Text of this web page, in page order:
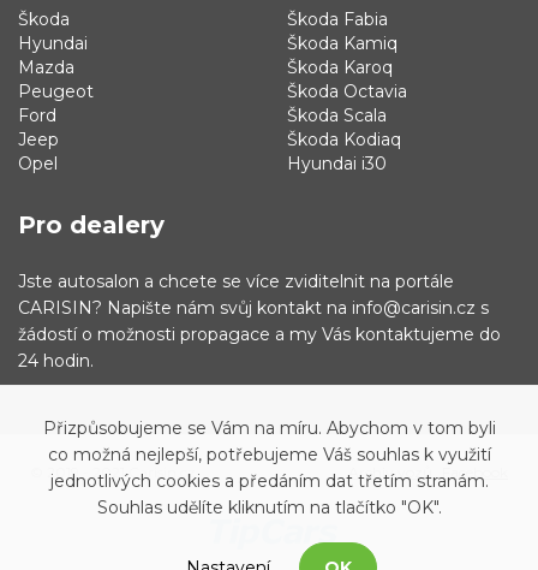
Škoda
Hyundai
Mazda
Peugeot
Ford
Jeep
Opel
Škoda Fabia
Škoda Kamiq
Škoda Karoq
Škoda Octavia
Škoda Scala
Škoda Kodiaq
Hyundai i30
Pro dealery
Jste autosalon a chcete se více zviditelnit na portále
CARISIN? Napište nám svůj kontakt na info@carisin.cz s
žádostí o možnosti propagace a my Vás kontaktujeme do
24 hodin.
© 2019 - 2021 Carisin.cz Archiv vozů Facebook
Přizpůsobujeme se Vám na míru. Abychom v tom byli
co možná nejlepší, potřebujeme Váš souhlas k využití
jednotlivých cookies a předáním dat třetím stranám.
Souhlas udělíte kliknutím na tlačítko "OK".